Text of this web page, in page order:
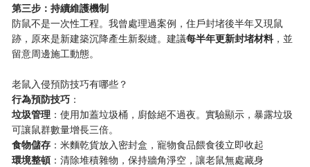
​第三步：持續維護機制​
防鼠不是一次性工程。我曾處理過案例，住戶封堵後半年又現鼠
跡，原來是新建築沉降產生新裂縫。建議​​每半年更新封堵材料​​，並
留意周邊施工動態。
老鼠入侵預防技巧有哪些？
​行為預防技巧​ ​：
​垃圾管理​ ​：使用加蓋垃圾桶，廚餘絕不過夜。實驗顯示，暴露垃圾
可讓鼠群數量增長三倍。
​食物儲存​ ​：米麵乾貨放入密封盒，寵物食品餵食後立即收起
​環境整頓​ ​：清除堆積雜物，保持牆角淨空，讓老鼠無處藏身